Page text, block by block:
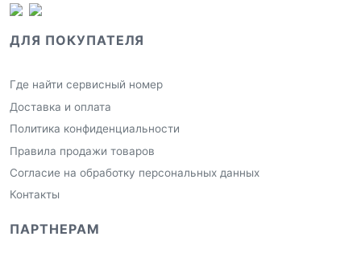
ДЛЯ ПОКУПАТЕЛЯ
Где найти сервисный номер
Доставка и оплата
Политика конфиденциальности
Правила продажи товаров
Согласие на обработку персональных данных
Контакты
ПАРТНЕРАМ